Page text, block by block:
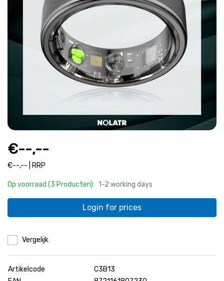
€--,--
€--,-- | RRP
Op voorraad (3 Producten) 1-2 working days
Login for prices
Vergelijk
Artikelcode
C3B13